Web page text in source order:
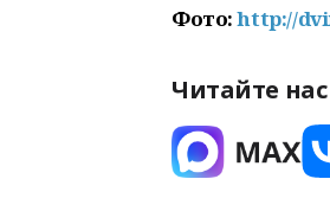
Фото:http://
Читайте нас